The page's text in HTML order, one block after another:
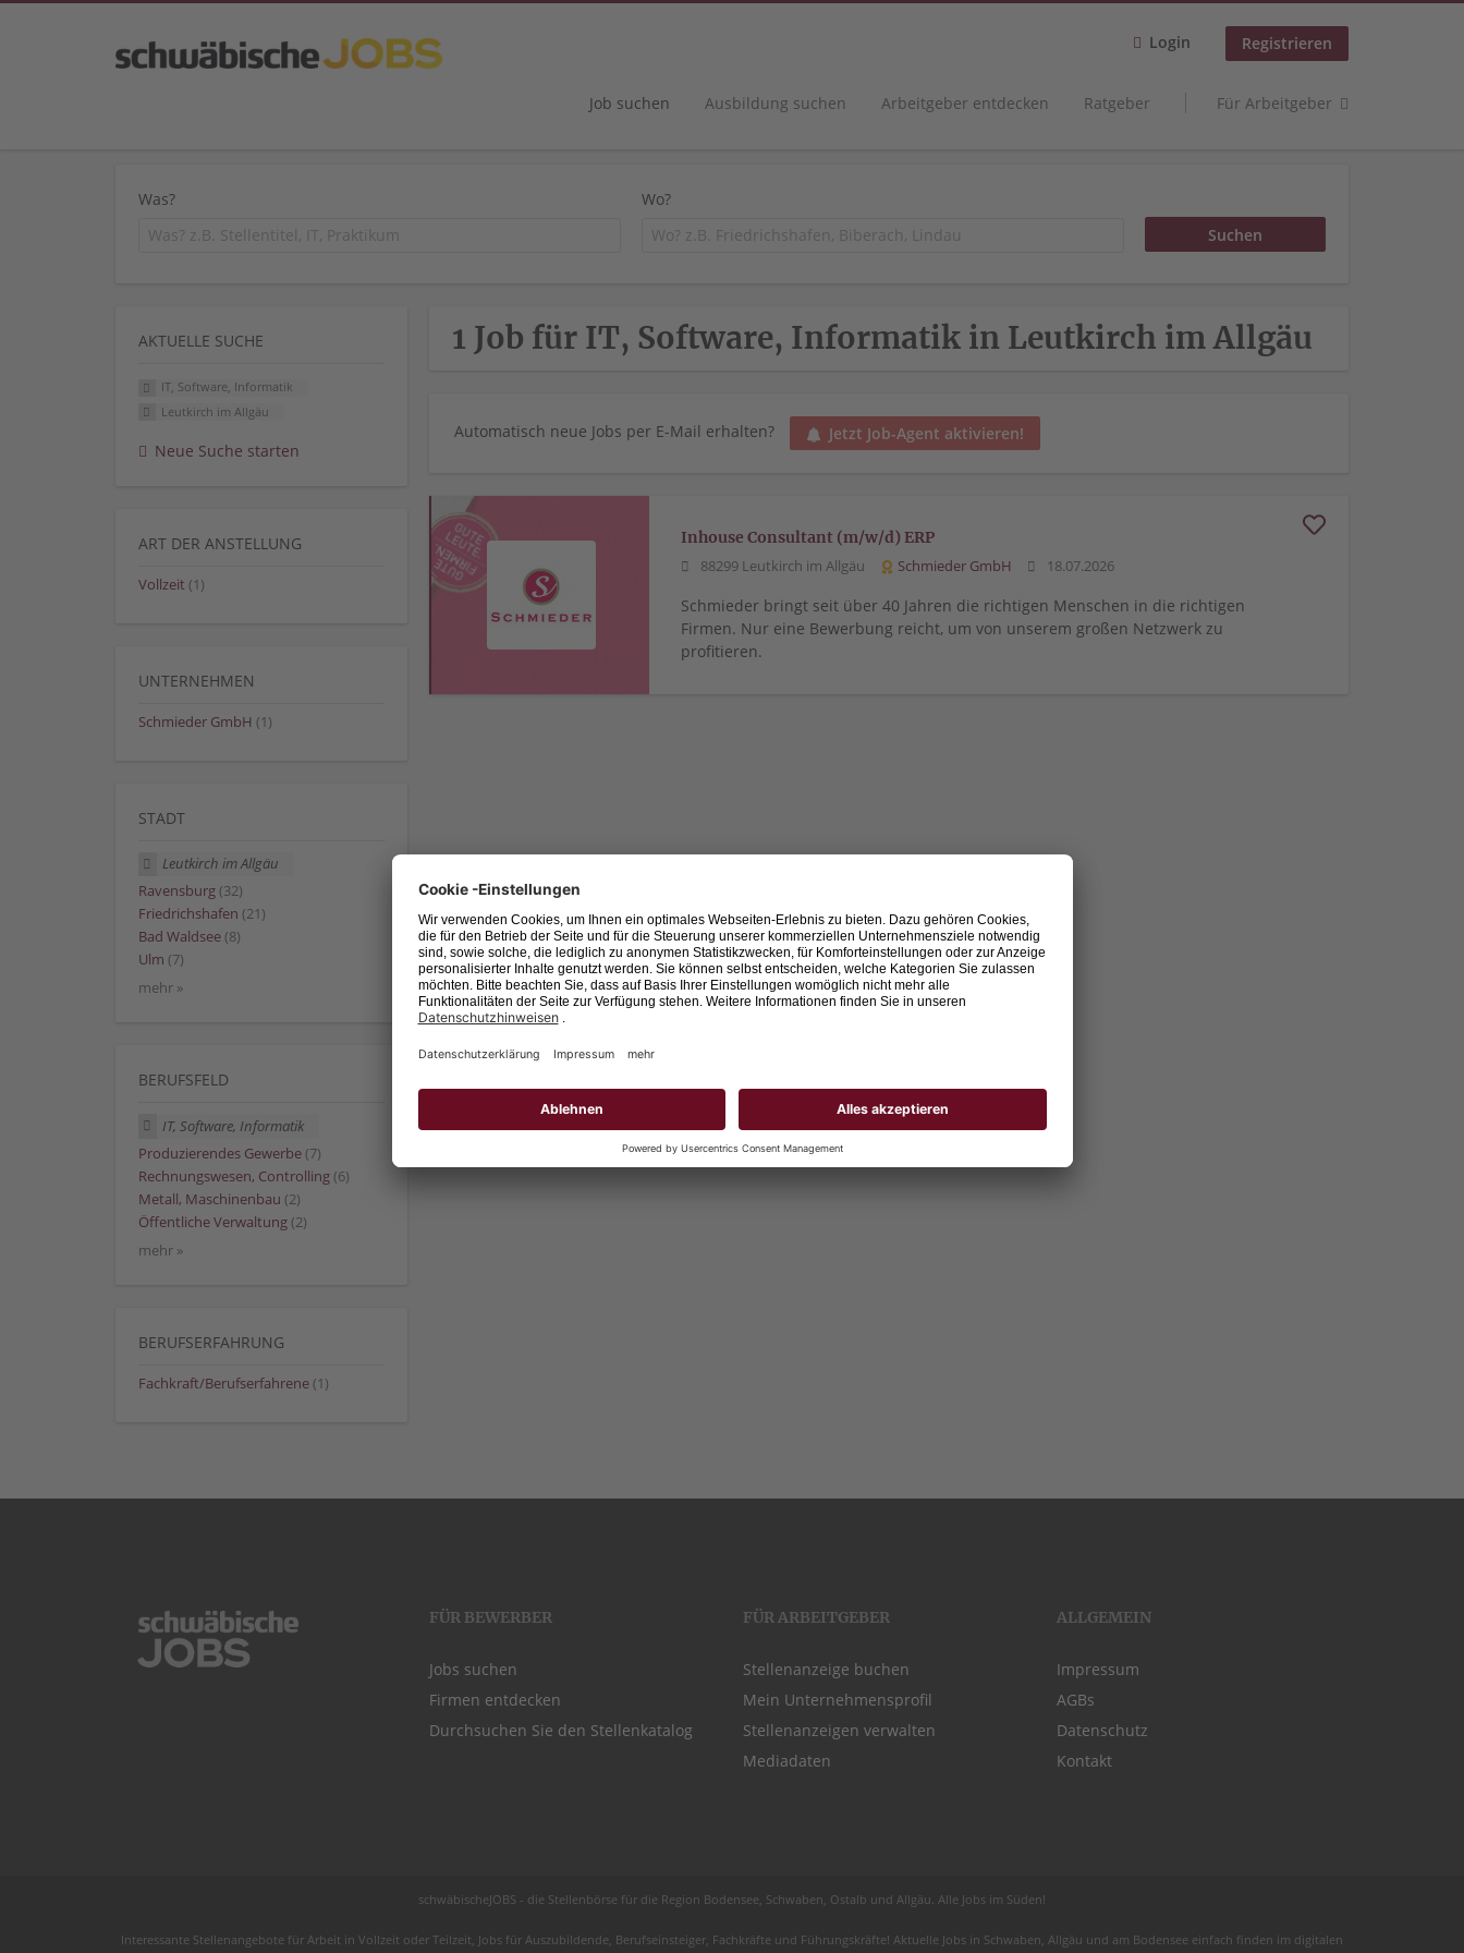
Login Registrieren
Job suchen Ausbildung suchen Arbeitgeber entdecken Ratgeber Für Arbeitgeber
Was? Wo?
1 Job für IT, Software, Informatik in Leutkirch im Allgäu
Automatisch neue Jobs per E-Mail erhalten? Jetzt Job-Agent aktivieren!
Inhouse Consultant (m/w/d) ERP
88299 Leutkirch im Allgäu Schmieder GmbH 18.07.2026
Schmieder bringt seit über 40 Jahren die richtigen Menschen in die richtigen
Firmen. Nur eine Bewerbung reicht, um von unserem großen Netzwerk zu
profitieren.
AKTUELLE SUCHE
IT, Software, Informatik
Leutkirch im Allgäu
Neue Suche starten
ART DER ANSTELLUNG
Vollzeit (1)
UNTERNEHMEN
Schmieder GmbH (1)
STADT
Leutkirch im Allgäu
Ravensburg (32)
Friedrichshafen (21)
Bad Waldsee (8)
Ulm (7)
mehr »
BERUFSFELD
IT, Software, Informatik
Produzierendes Gewerbe (7)
Rechnungswesen, Controlling (6)
Metall, Maschinenbau (2)
Öffentliche Verwaltung (2)
mehr »
BERUFSERFAHRUNG
Fachkraft/Berufserfahrene (1)
FÜR BEWERBER
Jobs suchen
Firmen entdecken
Durchsuchen Sie den Stellenkatalog
FÜR ARBEITGEBER
Stellenanzeige buchen
Mein Unternehmensprofil
Stellenanzeigen verwalten
Mediadaten
ALLGEMEIN
Impressum
AGBs
Datenschutz
Kontakt
schwäbischeJOBS - die Stellenbörse für die Region Bodensee , Schwaben, Ostalb und Allgäu . Alle Jobs im Süden!
Interessante Stellenangebote für Arbeit in Vollzeit oder Teilzeit , Jobs für Auszubildende , Berufseinsteiger, Fachkräfte und Führungskräfte! Aktuelle Jobs in Schwaben, Allgäu und am Bodensee einfach finden im digitalen